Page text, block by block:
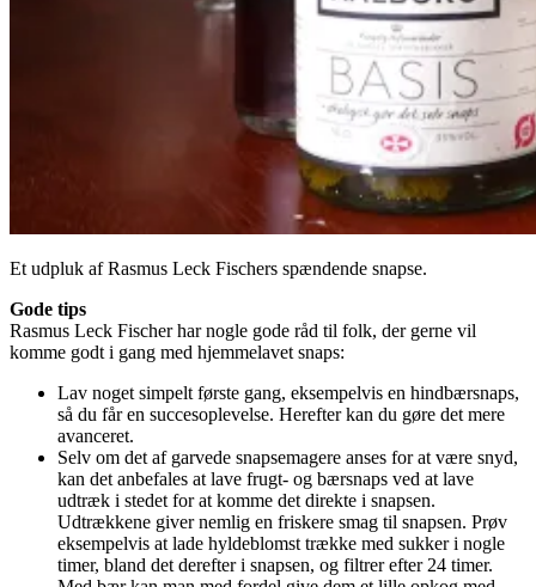
Et udpluk af Rasmus Leck Fischers spændende snapse.
Gode tips
Rasmus Leck Fischer har nogle gode råd til folk, der gerne vil
komme godt i gang med hjemmelavet snaps:
Lav noget simpelt første gang, eksempelvis en hindbærsnaps,
så du får en succesoplevelse. Herefter kan du gøre det mere
avanceret.
Selv om det af garvede snapsemagere anses for at være snyd,
kan det anbefales at lave frugt- og bærsnaps ved at lave
udtræk i stedet for at komme det direkte i snapsen.
Udtrækkene giver nemlig en friskere smag til snapsen. Prøv
eksempelvis at lade hyldeblomst trække med sukker i nogle
timer, bland det derefter i snapsen, og filtrer efter 24 timer.